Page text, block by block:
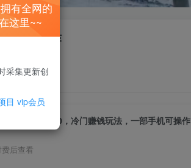
机可操作
现，一天3500，冷门赚钱玩法，一部手机可操作
后查看
有全网的
这里~~
采集更新创
目 vip会员